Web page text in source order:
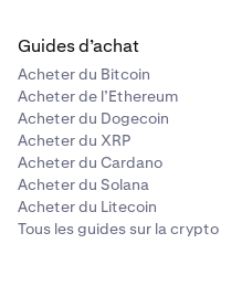
Guides d’achat
Acheter du Bitcoin
Acheter de l’Ethereum
Acheter du Dogecoin
Acheter du XRP
Acheter du Cardano
Acheter du Solana
Acheter du Litecoin
Tous les guides sur la crypto